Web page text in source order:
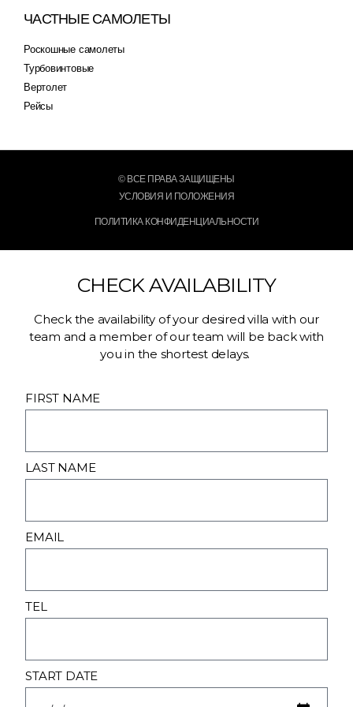
ЧАСТНЫЕ САМОЛЕТЫ
Роскошные самолеты
Турбовинтовые
Вертолет
Рейсы
© ВСЕ ПРАВА ЗАЩИЩЕНЫ
УСЛОВИЯ И ПОЛОЖЕНИЯ
ПОЛИТИКА КОНФИДЕНЦИАЛЬНОСТИ
CHECK AVAILABILITY
Check the availability of your desired villa with our
team and a member of our team will be back with
you in the shortest delays.
FIRST NAME
LAST NAME
EMAIL
TEL
START DATE